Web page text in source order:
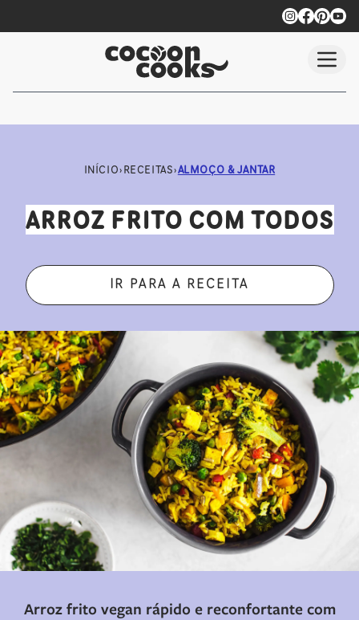
INÍCIO› RECEITAS›ALMOÇO & JANTAR
ARROZ FRITO COM TODOS
IR PARA A RECEITA
Arroz frito vegan rápido e reconfortante com